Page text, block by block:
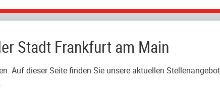
Stadt Frankfurt am Main
Auf dieser Seite finden Sie unsere aktuellen